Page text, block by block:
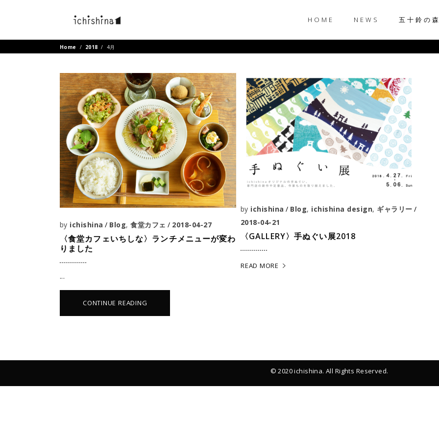
HOME NEWS 五十鈴の
Home / 2018 / 4月
by ichishina Blog,食堂カフェ 2018-04-27
〈食堂カフェいちしな〉ランチメニューが変わ
りました
CONTINUE READING
by ichishina Blog, ichishina design, ギャラリー
2018-04-21
〈GALLERY〉手ぬぐい展2018
READ MORE
© 2020 ichishina. All Rights Reserved.